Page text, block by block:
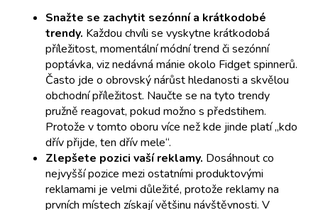
Snažte se zachytit sezónní a krátkodobé
trendy. Každou chvíli se vyskytne krátkodobá
příležitost, momentální módní trend či sezónní
poptávka, viz nedávná mánie okolo Fidget spinnerů.
Často jde o obrovský nárůst hledanosti a skvělou
obchodní příležitost. Naučte se na tyto trendy
pružně reagovat, pokud možno s předstihem.
Protože v tomto oboru více než kde jinde platí „kdo
dřív přijde, ten dřív mele“.
Zlepšete pozici vaší reklamy. Dosáhnout co
nejvyšší pozice mezi ostatními produktovými
reklamami je velmi důležité, protože reklamy na
prvních místech získají většinu návštěvnosti. V